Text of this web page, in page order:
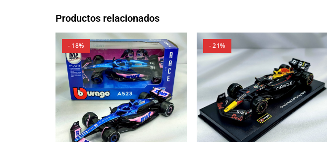
Productos relacionados
- 18% - 21%